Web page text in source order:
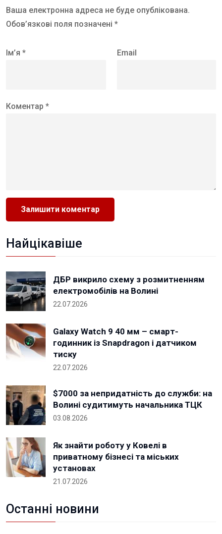
Ваша електронна адреса не буде опублікована.
Обов’язкові поля позначені *
Ім’я * Email
Коментар *
Найцікавіше
ДБР викрило схему з розмитненням
електромобілів на Волині
22.07.2026
Galaxy Watch 9 40 мм – смарт-
годинник із Snapdragon і датчиком
тиску
22.07.2026
$7000 за непридатність до служби: на
Волині судитимуть начальника ТЦК
03.08.2026
Як знайти роботу у Ковелі в
приватному бізнесі та міських
установах
21.07.2026
Останні новини